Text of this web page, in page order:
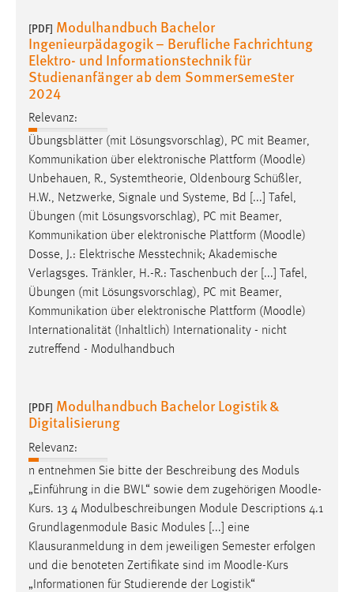
[PDF] Modulhandbuch Bachelor
Ingenieurpädagogik – Berufliche Fachrichtung
Elektro- und Informationstechnik für
Studienanfänger ab dem Sommersemester
2024
Relevanz:
Übungsblätter (mit Lösungsvorschlag), PC mit Beamer,
Kommunikation über elektronische Plattform (Moodle)
Unbehauen, R., Systemtheorie, Oldenbourg Schüßler,
H.W., Netzwerke, Signale und Systeme, Bd [...] Tafel,
Übungen (mit Lösungsvorschlag), PC mit Beamer,
Kommunikation über elektronische Plattform (Moodle)
Dosse, J.: Elektrische Messtechnik; Akademische
Verlagsges. Tränkler, H.-R.: Taschenbuch der [...] Tafel,
Übungen (mit Lösungsvorschlag), PC mit Beamer,
Kommunikation über elektronische Plattform (Moodle)
Internationalität (Inhaltlich) Internationality - nicht
zutreffend - Modulhandbuch
[PDF] Modulhandbuch Bachelor Logistik &
Digitalisierung
Relevanz:
n entnehmen Sie bitte der Beschreibung des Moduls
„Einführung in die BWL“ sowie dem zugehörigen Moodle-
Kurs. 13 4 Modulbeschreibungen Module Descriptions 4.1
Grundlagenmodule Basic Modules [...] eine
Klausuranmeldung in dem jeweiligen Semester erfolgen
und die benoteten Zertifikate sind im Moodle-Kurs
„Informationen für Studierende der Logistik“